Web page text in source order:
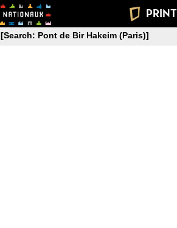
PRINT
[Search: Pont de Bir Hakeim (Paris)]